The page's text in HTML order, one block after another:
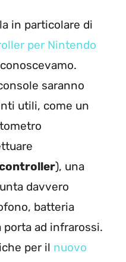
in particolare di
per Nintendo
saranno
utili, come un
), una
davvero
batteria
ad infrarossi.
per il nuovo